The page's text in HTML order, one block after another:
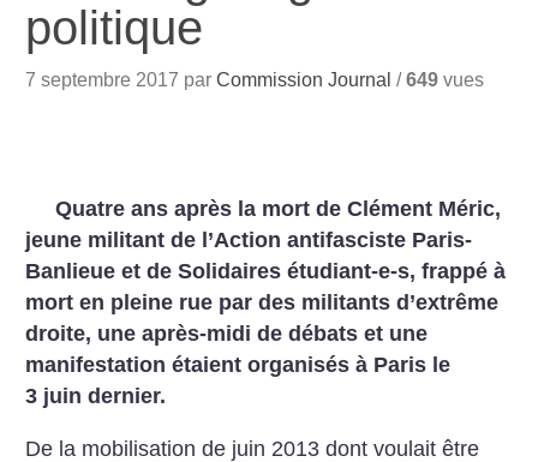
politique
7 septembre 2017 parCommission Journal /649 vues
Quatre ans après la mort de Clément Méric,
jeune militant de l’Action antifasciste Paris-
Banlieue et de Solidaires étudiant-e-s, frappé à
mort en pleine rue par des militants d’extrême
droite, une après-midi de débats et une
manifestation étaient organisés à Paris le
3 juin dernier.
De la mobilisation de juin 2013 dont voulait être